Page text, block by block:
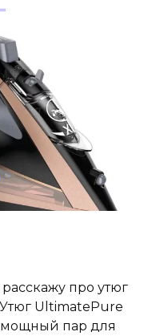
про утюг
UltimatePure
мощный пар для